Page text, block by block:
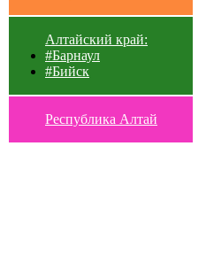
Алтайский край:
#Барнаул
#Бийск
Республика Алтай